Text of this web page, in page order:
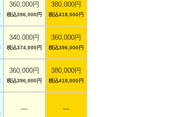
360,000円
税込396,000円
380,000円
税込418,000円
340,000円
税込374,000円
360,000円
税込396,000円
360,000円
税込396,000円
380,000円
税込418,000円
― ―